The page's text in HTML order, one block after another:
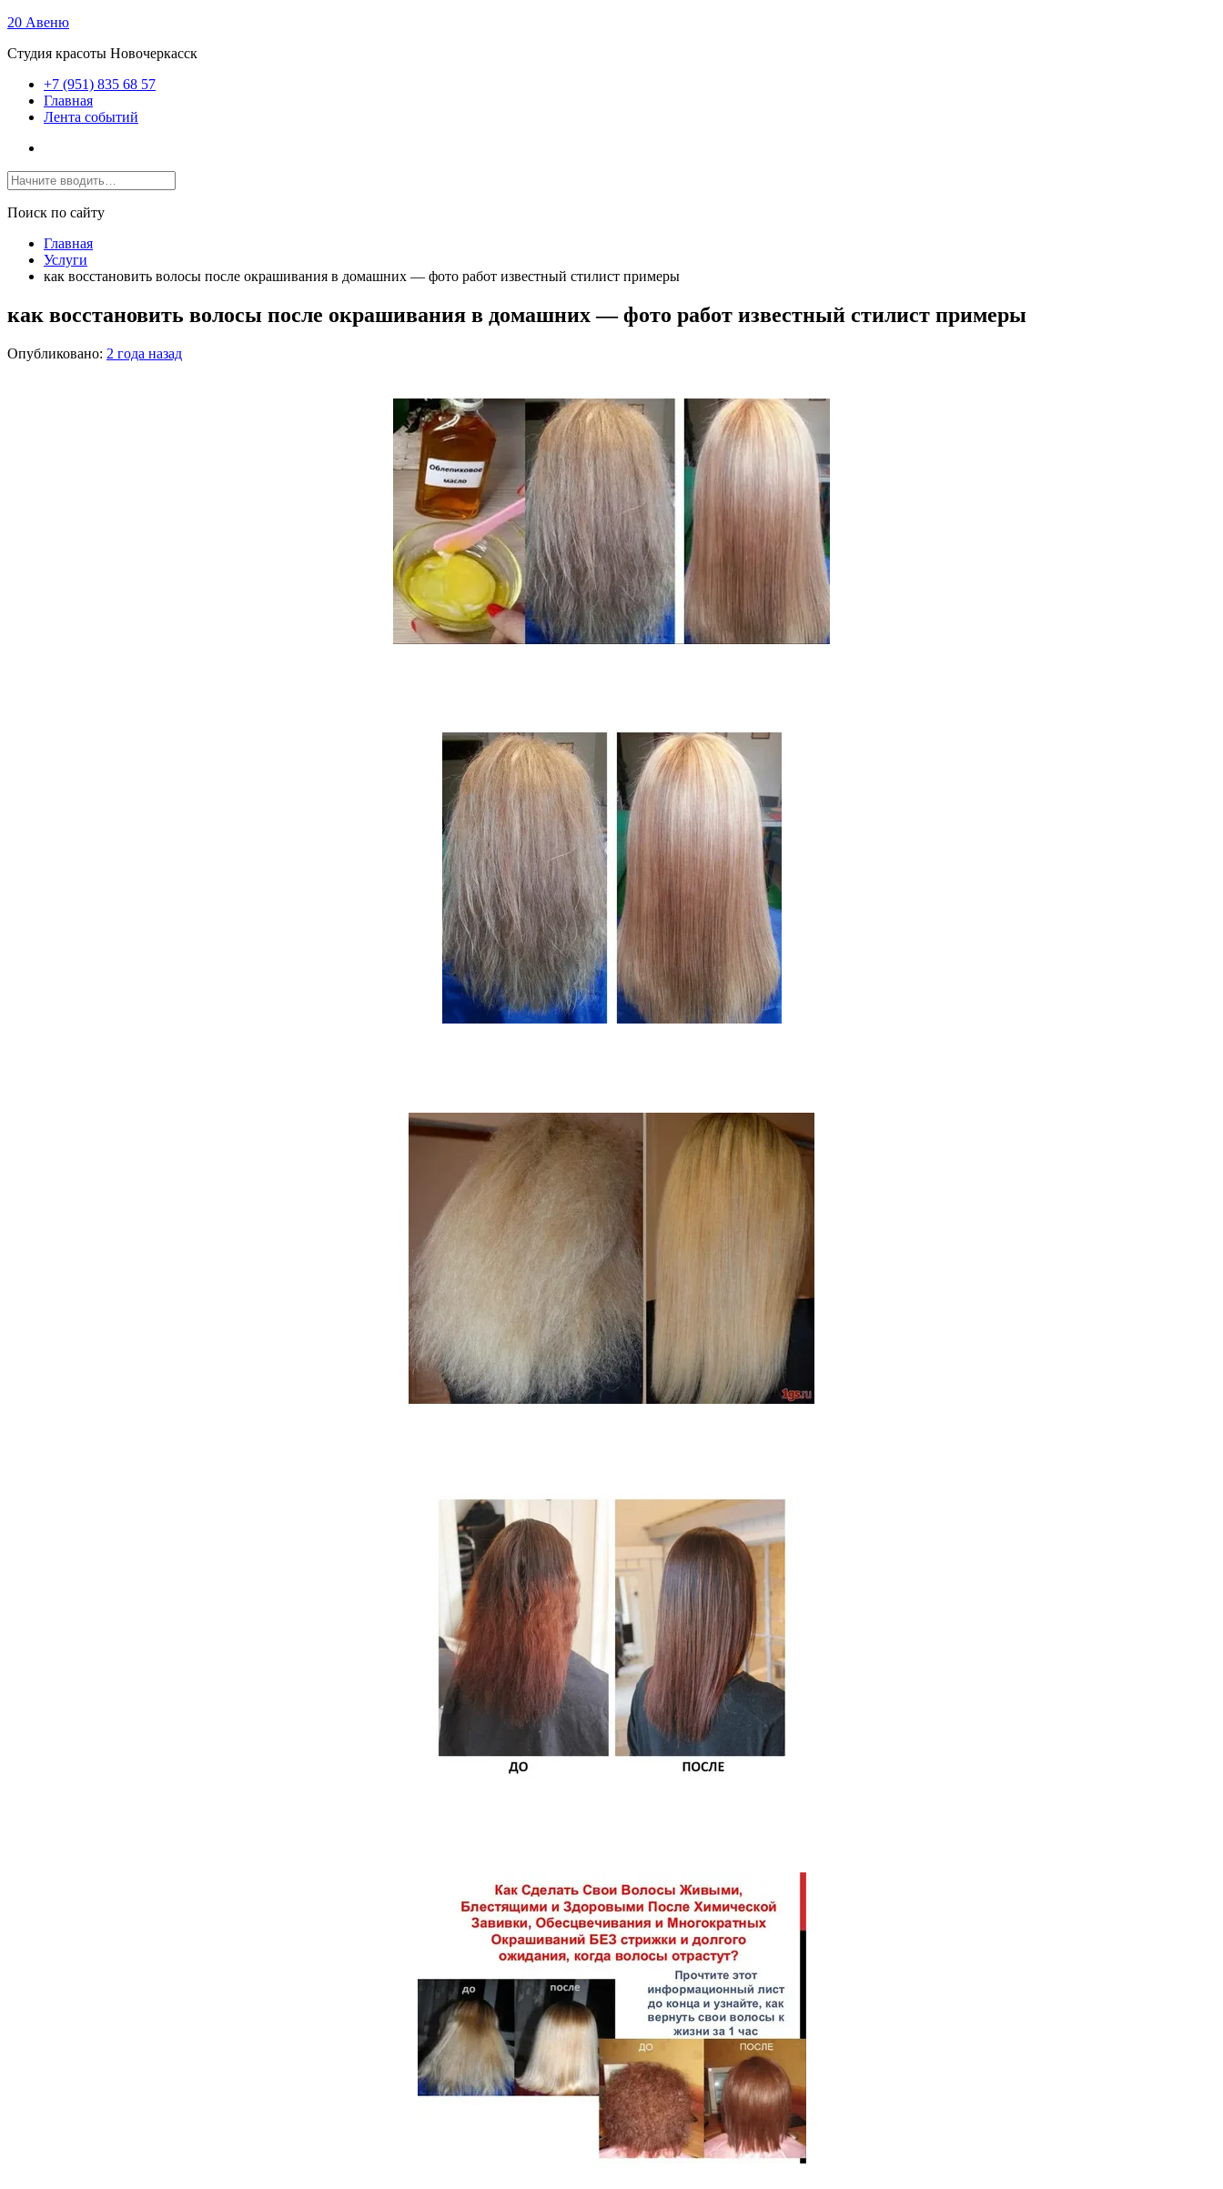
20 Авеню
Студия красоты Новочеркасск
+7 (951) 835 68 57
Главная
Лента событий
Поиск по сайту
Главная
Услуги
как восстановить волосы после окрашивания в домашних — фото работ известный стилист примеры
как восстановить волосы после окрашивания в домашних — фото работ известный стилист примеры
Опубликовано: 2 года назад